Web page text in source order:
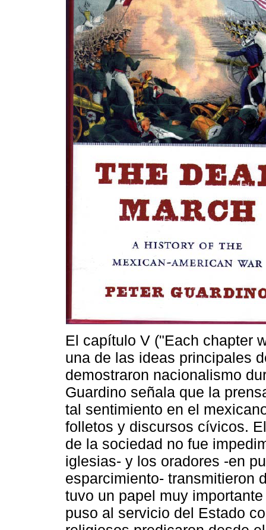
El capítulo V ("Each chapter
una de las ideas principales
demostraron nacionalismo
Guardino señala que la
tal sentimiento en el
folletos y discursos cívicos.
de la sociedad no fue
iglesias- y los oradores -en
esparcimiento- transmitieron
tuvo un papel muy
puso al servicio del Estado